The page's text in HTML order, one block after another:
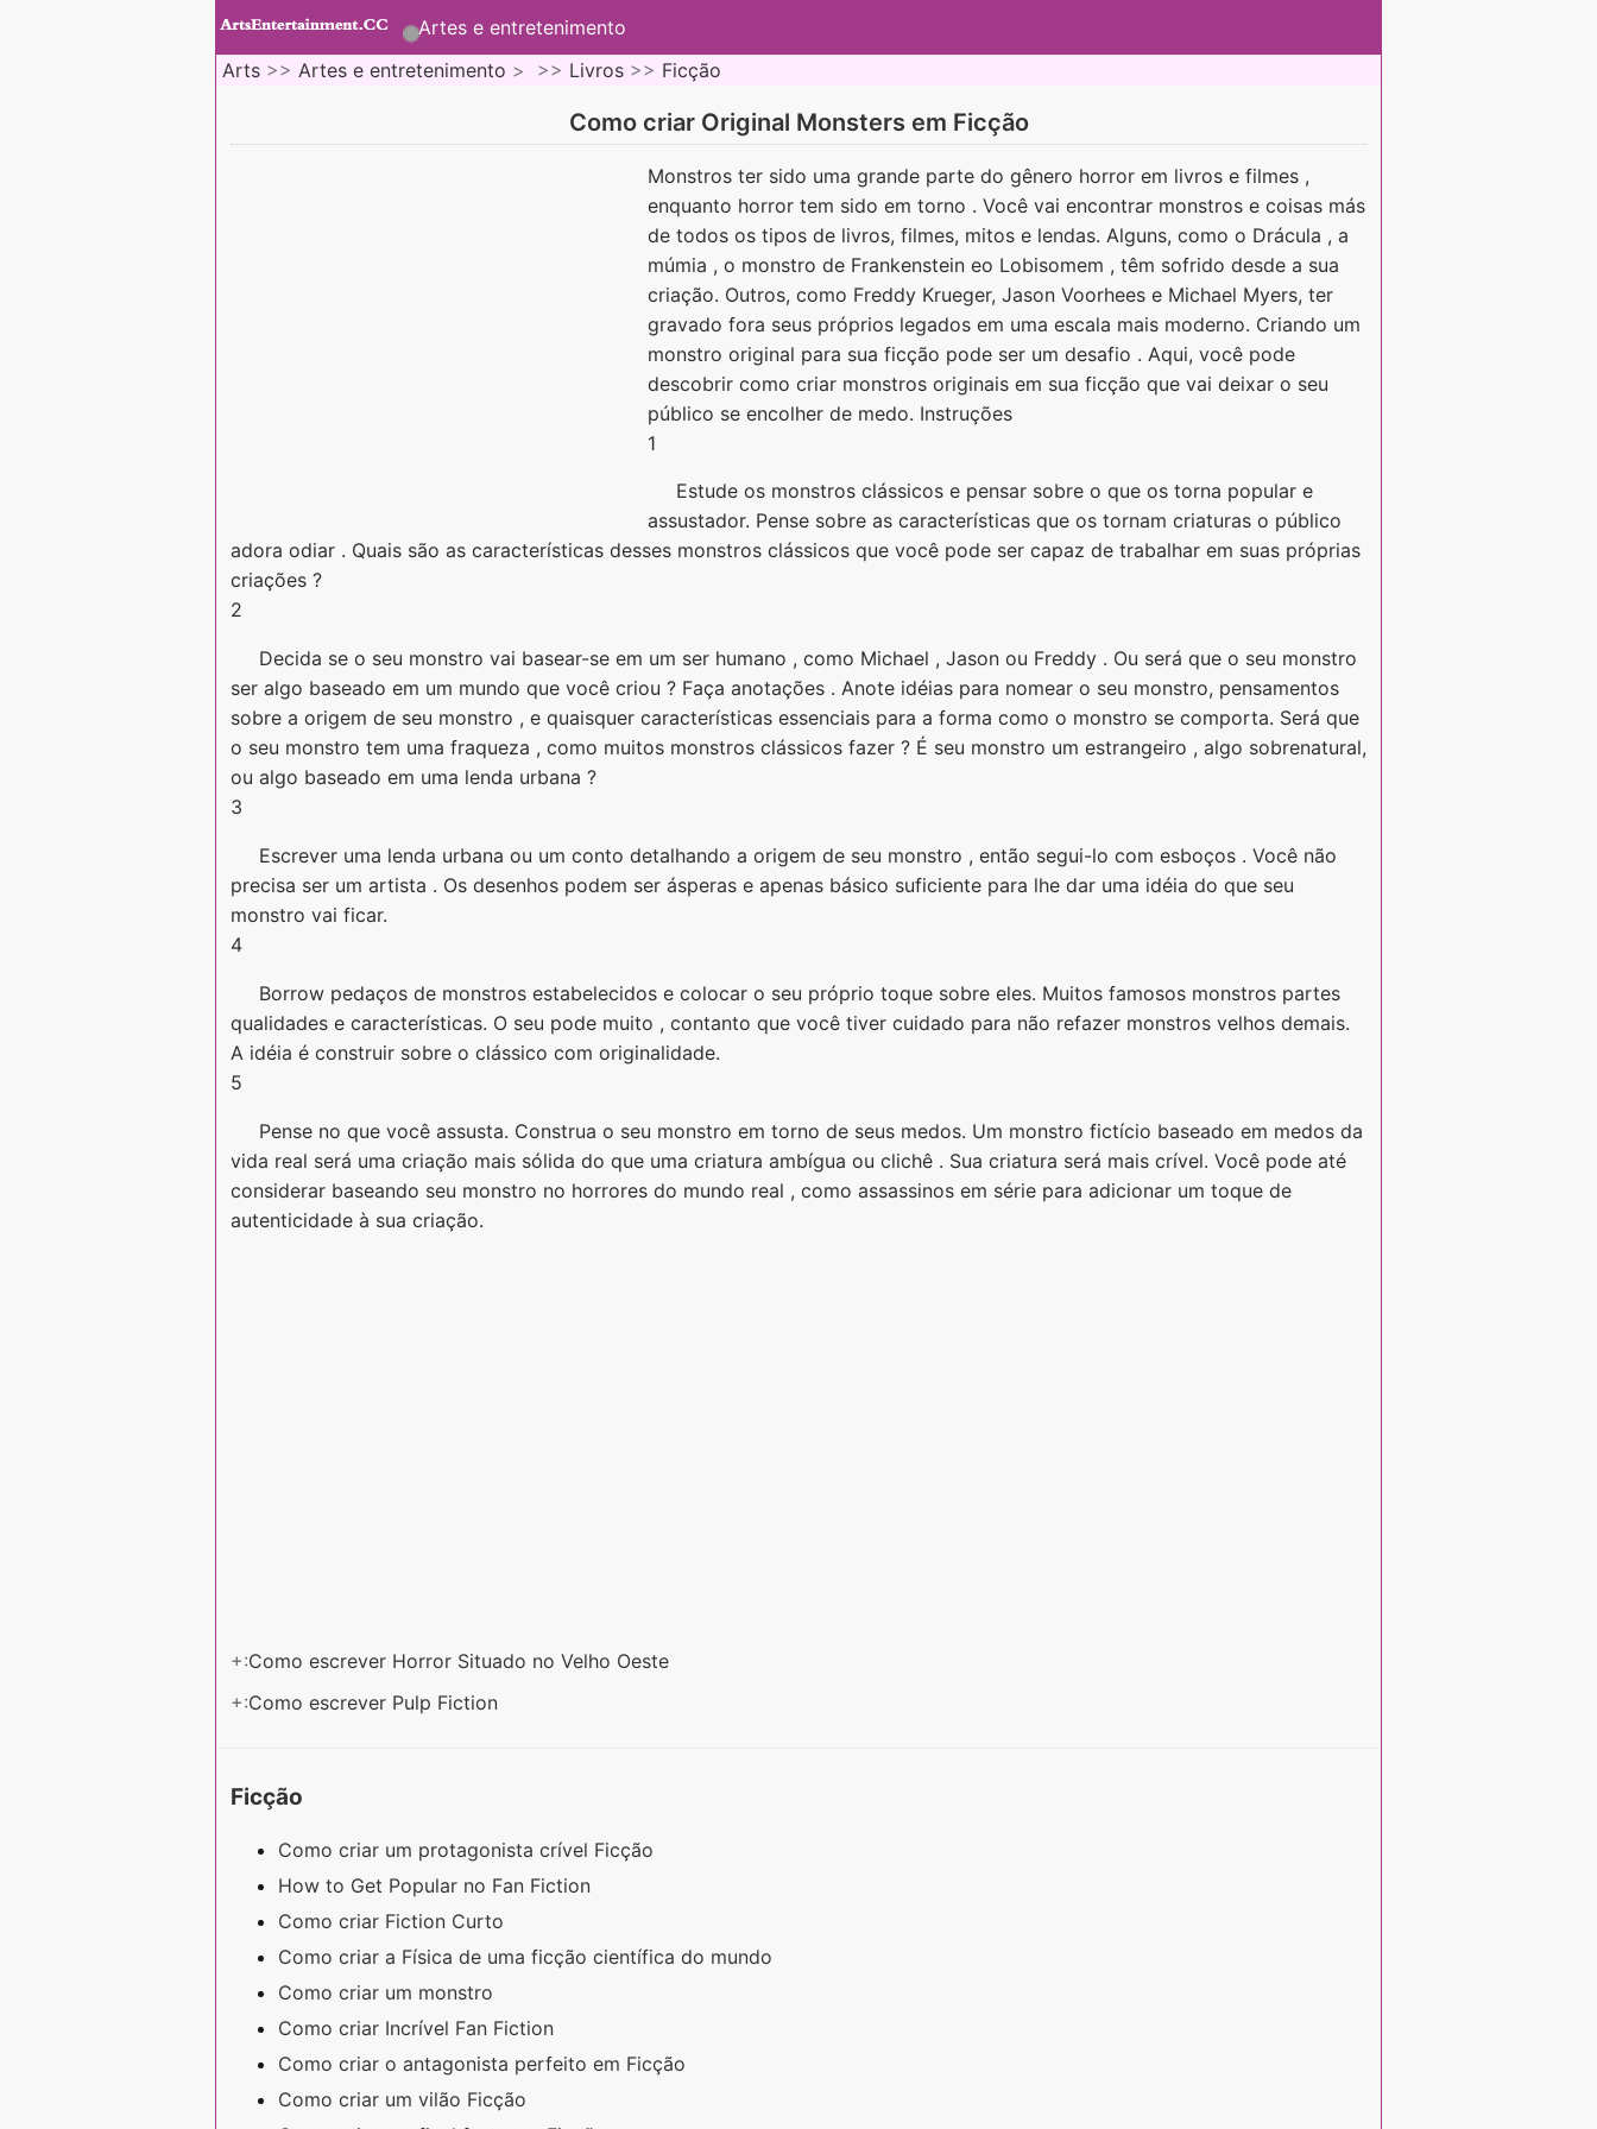
Artes e entretenimento
Arts >> Artes e entretenimento > >> Livros >> Ficção
Como criar Original Monsters em Ficção
Monstros ter sido uma grande parte do gênero horror em livros e filmes ,
enquanto horror tem sido em torno . Você vai encontrar monstros e coisas más
de todos os tipos de livros, filmes, mitos e lendas. Alguns, como o Drácula , a
múmia , o monstro de Frankenstein eo Lobisomem , têm sofrido desde a sua
criação. Outros, como Freddy Krueger, Jason Voorhees e Michael Myers, ter
gravado fora seus próprios legados em uma escala mais moderno. Criando um
monstro original para sua ficção pode ser um desafio . Aqui, você pode
descobrir como criar monstros originais em sua ficção que vai deixar o seu
público se encolher de medo. Instruções
1
Estude os monstros clássicos e pensar sobre o que os torna popular e
assustador. Pense sobre as características que os tornam criaturas o público
adora odiar . Quais são as características desses monstros clássicos que você pode ser capaz de trabalhar em suas próprias
criações ?
2
Decida se o seu monstro vai basear-se em um ser humano , como Michael , Jason ou Freddy . Ou será que o seu monstro
ser algo baseado em um mundo que você criou ? Faça anotações . Anote idéias para nomear o seu monstro, pensamentos
sobre a origem de seu monstro , e quaisquer características essenciais para a forma como o monstro se comporta. Será que
o seu monstro tem uma fraqueza , como muitos monstros clássicos fazer ? É seu monstro um estrangeiro , algo sobrenatural,
ou algo baseado em uma lenda urbana ?
3
Escrever uma lenda urbana ou um conto detalhando a origem de seu monstro , então segui-lo com esboços . Você não
precisa ser um artista . Os desenhos podem ser ásperas e apenas básico suficiente para lhe dar uma idéia do que seu
monstro vai ficar.
4
Borrow pedaços de monstros estabelecidos e colocar o seu próprio toque sobre eles. Muitos famosos monstros partes
qualidades e características. O seu pode muito , contanto que você tiver cuidado para não refazer monstros velhos demais.
A idéia é construir sobre o clássico com originalidade.
5
Pense no que você assusta. Construa o seu monstro em torno de seus medos. Um monstro fictício baseado em medos da
vida real será uma criação mais sólida do que uma criatura ambígua ou clichê . Sua criatura será mais crível. Você pode até
considerar baseando seu monstro no horrores do mundo real , como assassinos em série para adicionar um toque de
autenticidade à sua criação.
+:Como escrever Horror Situado no Velho Oeste
+:Como escrever Pulp Fiction
Ficção
Como criar um protagonista crível Ficção
How to Get Popular no Fan Fiction
Como criar Fiction Curto
Como criar a Física de uma ficção científica do mundo
Como criar um monstro
Como criar Incrível Fan Fiction
Como criar o antagonista perfeito em Ficção
Como criar um vilão Ficção